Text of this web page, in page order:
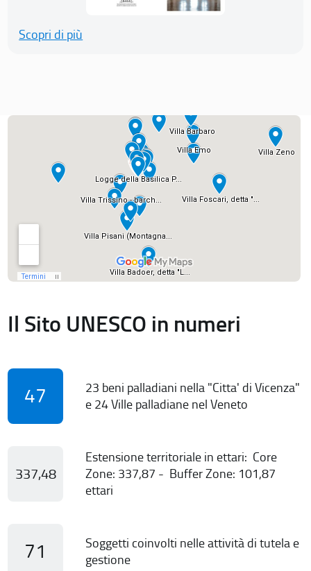
Scopri di più
Il Sito UNESCO in numeri
47
23 beni palladiani nella "Citta' di Vicenza"
e 24 Ville palladiane nel Veneto
337,48
Estensione territoriale in ettari: Core
Zone: 337,87 - Buffer Zone: 101,87
ettari
71
Soggetti coinvolti nelle attività di tutela e
gestione